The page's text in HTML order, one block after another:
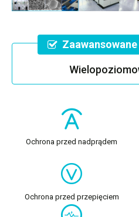
Ochrona przed nadprądem
Ochrona przed przepięciem